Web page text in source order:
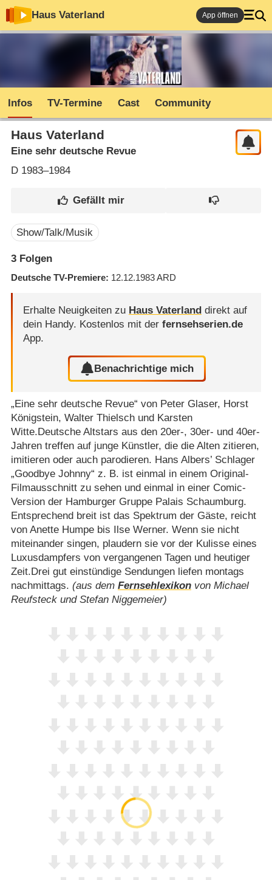
Haus Vaterland App öffnen
Infos TV-Termine Cast Community
Haus Vaterland
Eine sehr deutsche Revue
D1983–1984
Show/Talk/Musik
3Folgen
Deutsche TV-Premiere 12.12.1983ARD
Erhalte Neuigkeiten zu Haus Vaterland direkt auf
dein Handy. Kostenlos mit der fernsehserien.de
App.
Benachrichtige mich
„Eine sehr deutsche Revue“ von Peter Glaser, Horst
Königstein, Walter Thielsch und Karsten
Witte.Deutsche Altstars aus den 20er-, 30er- und 40er-
Jahren treffen auf junge Künstler, die die Alten zitieren,
imitieren oder auch parodieren. Hans Albers’ Schlager
„Goodbye Johnny“ z. B. ist einmal in einem Original-
Filmausschnitt zu sehen und einmal in einer Comic-
Version der Hamburger Gruppe Palais Schaumburg.
Entsprechend breit ist das Spektrum der Gäste, reicht
von Anette Humpe bis Ilse Werner. Wenn sie nicht
miteinander singen, plaudern sie vor der Kulisse eines
Luxusdampfers von vergangenen Tagen und heutiger
Zeit.Drei gut einstündige Sendungen liefen montags
nachmittags. (aus dem Fernsehlexikonvon Michael
Reufsteck und Stefan Niggemeier)